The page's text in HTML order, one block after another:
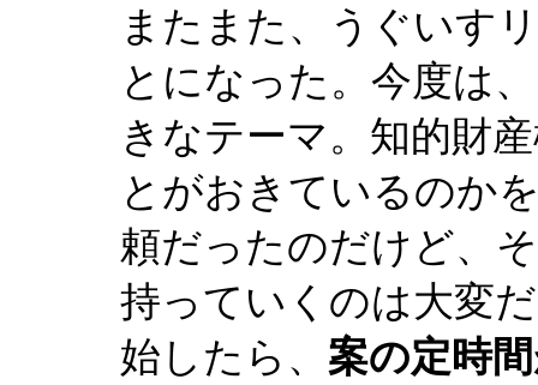
またまた、うぐいす
とになった。今度は
きなテーマ。知的財
とがおきているのか
頼だったのだけど、
持っていくのは大変
始したら、 案の定時